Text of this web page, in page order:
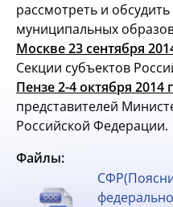
рассмотреть и
муниципальных
Москве23 сентября
Секции субъектов
Пензе2-4октября 2014
представителей
Российской Федерации.
Файлы: